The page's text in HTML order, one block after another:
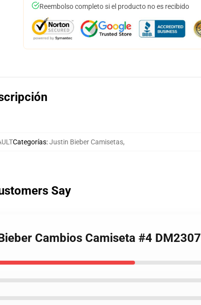
Reembolso completo si el producto no es recibido
Categorías:Justin Bieber Camisetas,
Say
Cambios Camiseta #4 DM2307